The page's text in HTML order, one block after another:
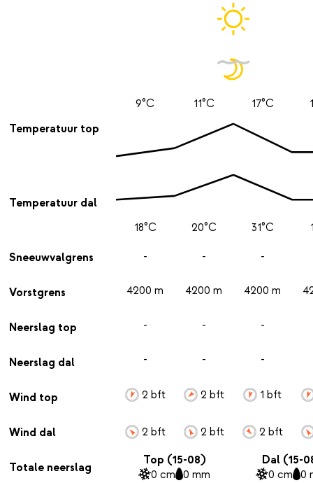
Temperatuur top
Temperatuur dal
Sneeuwvalgrens
Vorstgrens
Neerslag top
Neerslag dal
Wind top
Wind dal
Totale neerslag
9°C
18°C
-
4200 m
-
-
2 bft
2 bft
11°C
20°C
-
4200 m
-
-
2 bft
2 bft
17°C
31°C
-
4200 m
-
-
1 bft
2 bft
Top (15-08)
0 cm 0 mm
Dal (15-
0 cm 0